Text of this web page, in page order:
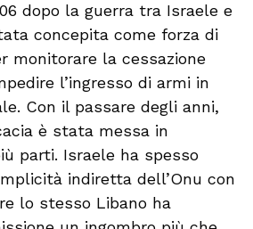
dopo la guerra tra Israele e
concepita come forza di
monitorare la cessazione
l’ingresso di armi in
Con il passare degli anni,
è stata messa in
parti. Israele ha spesso
indiretta dell’Onu con
lo stesso Libano ha